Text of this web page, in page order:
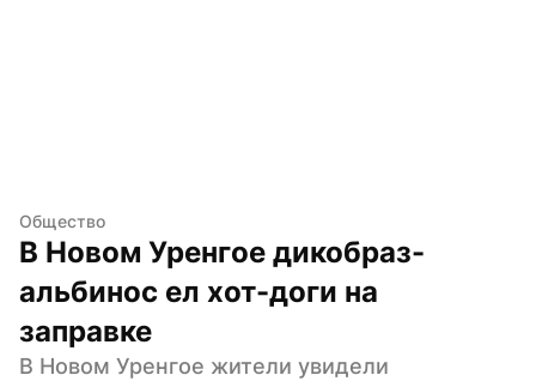
Общество
В Новом Уренгое дикобраз-
альбинос ел хот-доги на
заправке
В Новом Уренгое жители увидели